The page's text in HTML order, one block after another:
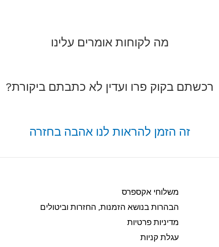
מה לקוחות אומרים עלינו
רכשתם בקוק פרו ועדין לא כתבתם ביקורת?
זה הזמן להראות לנו אהבה בחזרה
משלוחי אקספרס
הבהרות בנושא הזמנות, החזרות וביטולים​
מדיניות פרטיות
עגלת קניות